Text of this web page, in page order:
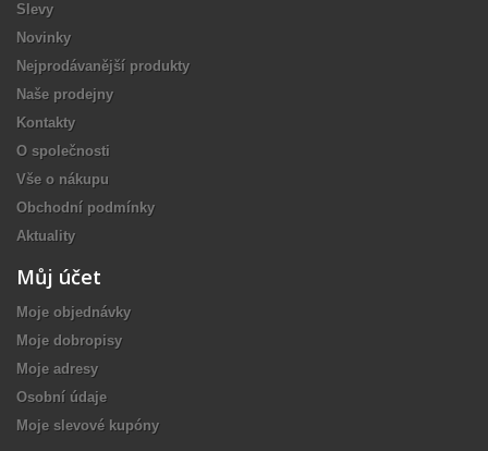
Slevy
Novinky
Nejprodávanější produkty
Naše prodejny
Kontakty
O společnosti
Vše o nákupu
Obchodní podmínky
Aktuality
Můj účet
Moje objednávky
Moje dobropisy
Moje adresy
Osobní údaje
Moje slevové kupóny